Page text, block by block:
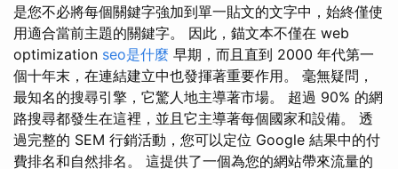
是您不必將每個關鍵字強加到單一貼文的文字中，始終僅使
用適合當前主題的關鍵字。 因此，錨文本不僅在 web
optimization seo是什麼 早期，而且直到 2000 年代第一
個十年末，在連結建立中也發揮著重要作用。 毫無疑問，
最知名的搜尋引擎，它驚人地主導著市場。 超過 90% 的網
路搜尋都發生在這裡，並且它主導著每個國家和設備。 透
過完整的 SEM 行銷活動，您可以定位 Google 結果中的付
費排名和自然排名。 這提供了一個為您的網站帶來流量的